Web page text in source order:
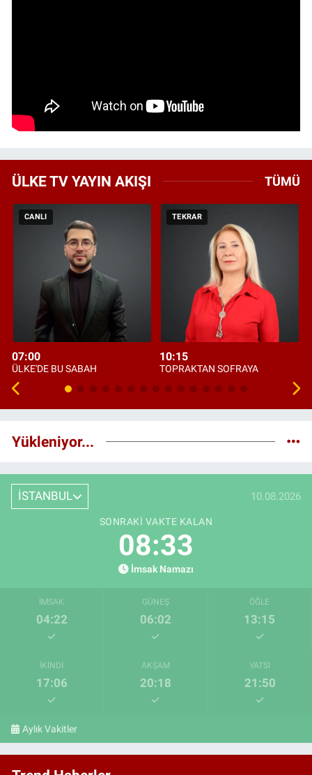
ÜLKE TV YAYIN AKIŞI TÜMÜ
CANLI
07:00
ÜLKE'DE BU SABAH
TEKRAR
10:15
TOPRAKTAN SOFRAYA
Yükleniyor...
İSTANBUL 10.08.2026
SONRAKI VAKTE KALAN
08:32
İmsak Namazı
İMSAK
04:22
GÜNEŞ
06:02
ÖĞLE
13:15
İKINDI
17:06
AKŞAM
20:18
YATSI
21:50
Aylık Vakitler